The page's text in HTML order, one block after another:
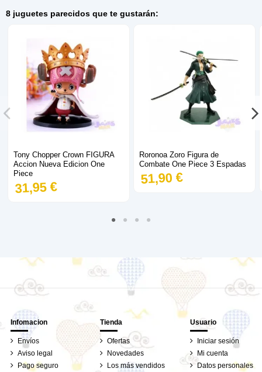
8 juguetes parecidos que te gustarán:
Tony Chopper Crown FIGURA
Accion Nueva Edicion One
Piece
31,95 €
Roronoa Zoro Figura de
Combate One Piece 3 Espadas
51,90 €
Infomacion
Envíos
Aviso legal
Pago seguro
Tienda
Ofertas
Novedades
Los más vendidos
Usuario
Iniciar sesión
Mi cuenta
Datos personales